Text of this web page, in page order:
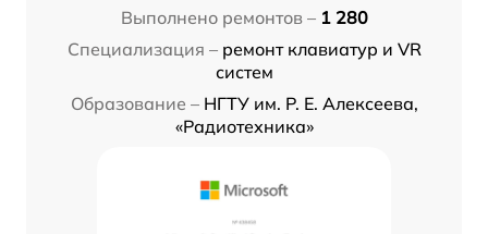
Выполнено ремонтов – 1 280
Специализация – ремонт клавиатур и VR
систем
Образование – НГТУ им. Р. Е. Алексеева,
«Радиотехника»